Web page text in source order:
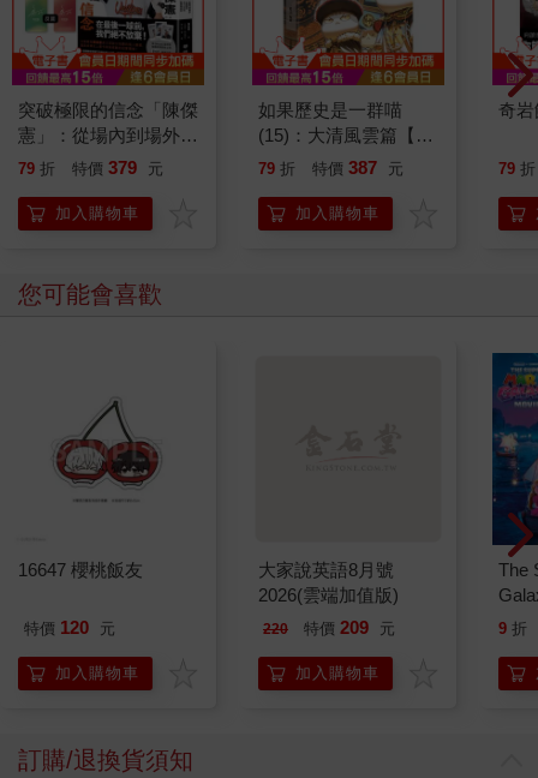
突破極限的信念「陳傑
憲」：從場內到場外，
台灣隊長全力以赴的堅
「日常私服小卡組」）
79 折 特價 379 元
加入購物車
如果歷史是一群喵
(15)：大清風雲篇【萌
貓漫畫學歷史】
79 折 特價 387 元
加入購物車
奇
79 折
您可能會喜歡
16647 櫻桃飯友
特價 120 元
加入購物車
大家說英語8月號
2026(雲端加值版)
220 特價 209 元
加入購物車
The
9 折
訂購/退換貨須知